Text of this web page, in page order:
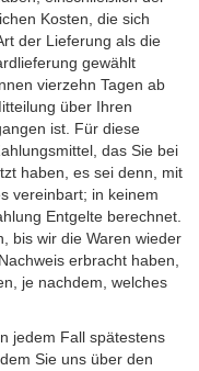
Kosten, die sich
der Lieferung als die
gewählt
vierzehn Tagen ab
über Ihren
ist. Für diese
das Sie bei
haben, es sei denn, mit
vereinbart; in keinem
Entgelte berechnet.
bis wir die Waren wieder
erbracht haben,
je nachdem, welches
jedem Fall spätestens
Sie uns über den